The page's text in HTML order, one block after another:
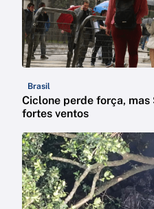
Brasil
Ciclone perde força,
fortes ventos